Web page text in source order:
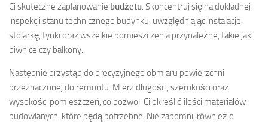
Ci skuteczne zaplanowanie budżetu . Skoncentruj się na dokładnej
inspekcji stanu technicznego budynku, uwzględniając instalacje,
stolarkę, tynki oraz wszelkie pomieszczenia przynależne, takie jak
piwnice czy balkony.
Następnie przystąp do precyzyjnego obmiaru powierzchni
przeznaczonej do remontu. Mierz długości, szerokości oraz
wysokości pomieszczeń, co pozwoli Ci określić ilości materiałów
budowlanych, które będą potrzebne. Nie zapomnij również o